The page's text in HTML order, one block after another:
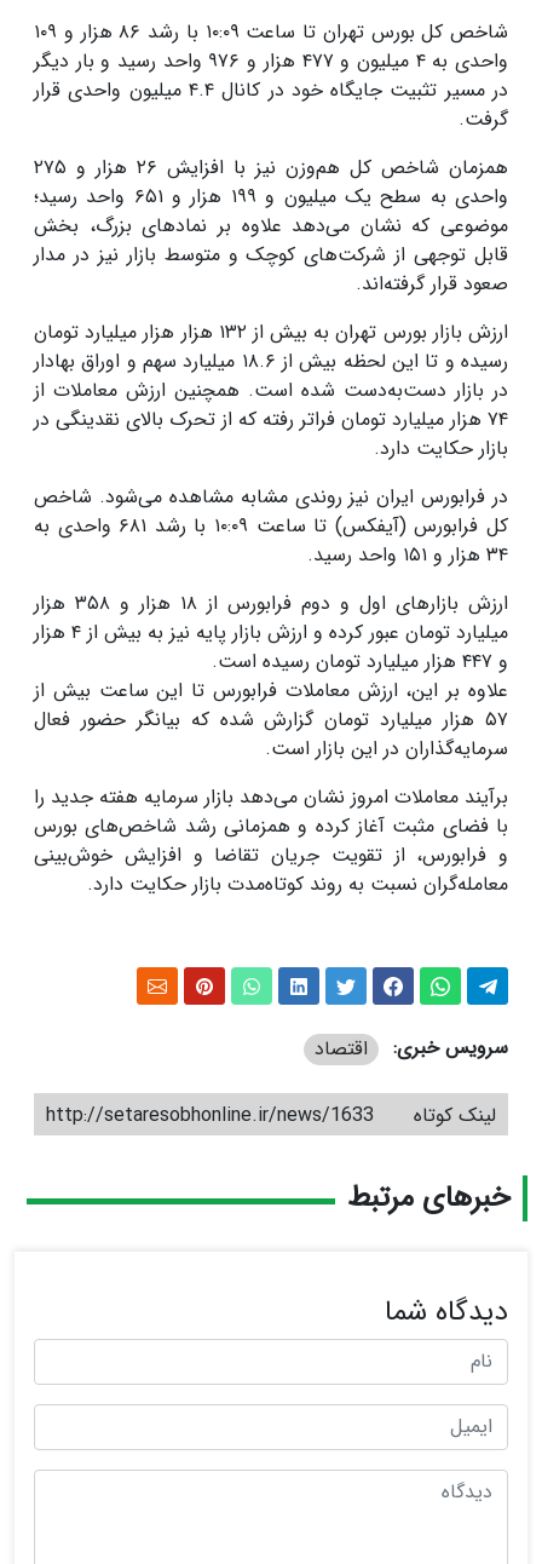
شاخص کل بورس تهران تا ساعت ۱۰:۰۹ با رشد ۸۶ هزار و ۱۰۹
واحدی به ۴ میلیون و ۴۷۷ هزار و ۹۷۶ واحد رسید و بار دیگر
در مسیر تثبیت جایگاه خود در کانال ۴.۴ میلیون واحدی قرار
گرفت.
همزمان شاخص کل هم‌وزن نیز با افزایش ۲۶ هزار و ۲۷۵
واحدی به سطح یک میلیون و ۱۹۹ هزار و ۶۵۱ واحد رسید؛
موضوعی که نشان می‌دهد علاوه بر نمادهای بزرگ، بخش
قابل توجهی از شرکت‌های کوچک و متوسط بازار نیز در مدار
صعود قرار گرفته‌اند.
ارزش بازار بورس تهران به بیش از ۱۳۲ هزار هزار میلیارد تومان
رسیده و تا این لحظه بیش از ۱۸.۶ میلیارد سهم و اوراق بهادار
در بازار دست‌به‌دست شده است. همچنین ارزش معاملات از
۷۴ هزار میلیارد تومان فراتر رفته که از تحرک بالای نقدینگی در
بازار حکایت دارد.
در فرابورس ایران نیز روندی مشابه مشاهده می‌شود. شاخص
کل فرابورس (آیفکس) تا ساعت ۱۰:۰۹ با رشد ۶۸۱ واحدی به
۳۴ هزار و ۱۵۱ واحد رسید.
ارزش بازارهای اول و دوم فرابورس از ۱۸ هزار و ۳۵۸ هزار
میلیارد تومان عبور کرده و ارزش بازار پایه نیز به بیش از ۴ هزار
و ۴۴۷ هزار میلیارد تومان رسیده است.
علاوه بر این، ارزش معاملات فرابورس تا این ساعت بیش از
۵۷ هزار میلیارد تومان گزارش شده که بیانگر حضور فعال
سرمایه‌گذاران در این بازار است.
برآیند معاملات امروز نشان می‌دهد بازار سرمایه هفته جدید را
با فضای مثبت آغاز کرده و همزمانی رشد شاخص‌های بورس
و فرابورس، از تقویت جریان تقاضا و افزایش خوش‌بینی
معامله‌گران نسبت به روند کوتاه‌مدت بازار حکایت دارد.
سرویس خبری: اقتصاد
لینک کوتاه http://setaresobhonline.ir/news/1633
خبرهای مرتبط
دیدگاه شما